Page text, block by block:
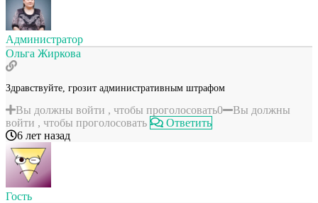
Администратор
Ольга Жиркова
Здравствуйте, грозит административным штрафом
Вы должны войти , чтобы проголосовать0
Вы должны
войти , чтобы проголосовать
Ответить
6 лет назад
Гость